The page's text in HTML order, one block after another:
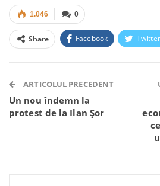
0
1.046
Share Facebook Twitter
Telegram WhatsApp
ARTICOLUL PRECEDENT
Un nou îndemn la
protest de la Ilan Șor